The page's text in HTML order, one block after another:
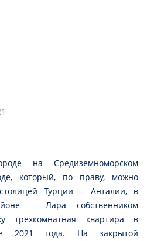
на Средиземноморском
который, по праву, можно
Турции – Анталии, в
– Лара собственником
трехкомнатная квартира в
2021 года. На закрытой